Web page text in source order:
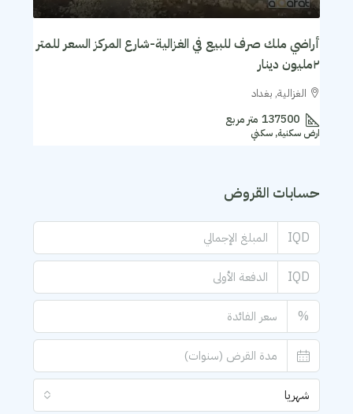
أراضي ملك صرف للبيع في الغزالية-شارع المركز السعر للمتر
٢مليون دينار
الغزالية, بغداد
137500 متر مربع
ارض سكنية, سكني
حسابات القروض
IQD
IQD
%
شهريا